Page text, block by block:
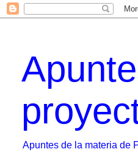
Apuntes de la materia de